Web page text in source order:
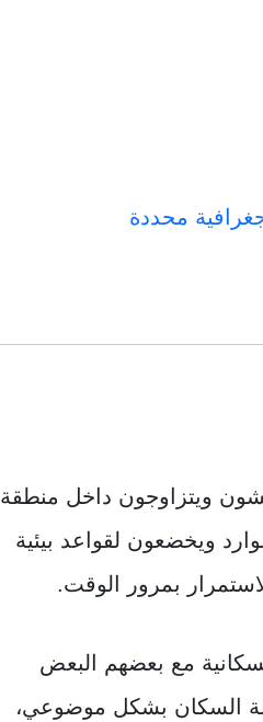
ويتزاوجون داخل منطقة
ويخضعون لقواعد بيئية
بمرور الوقت.
مع بعضهم البعض
السكان بشكل موضوعي،